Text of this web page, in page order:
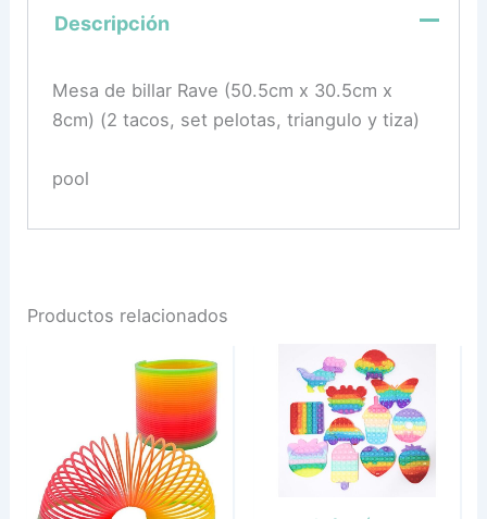
Descripción
Mesa de billar Rave (50.5cm x 30.5cm x
8cm) (2 tacos, set pelotas, triangulo y tiza)
pool
Productos relacionados